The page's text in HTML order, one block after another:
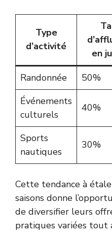
Type
d’activité
en
Randonnée
50%
Événements
culturels
40%
Sports
nautiques
30%
Cette tendance à
saisons donne
de diversifier leurs
pratiques variées tout